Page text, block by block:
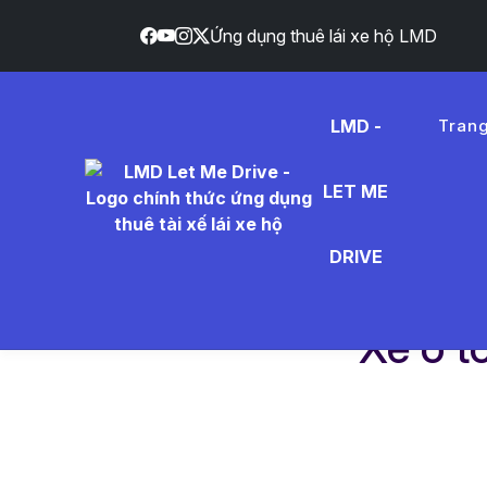
Ứng dụng thuê lái xe hộ LMD
LMD -
LET ME
DRIVE
Xe ô tô bị mất lái:
Xe ô